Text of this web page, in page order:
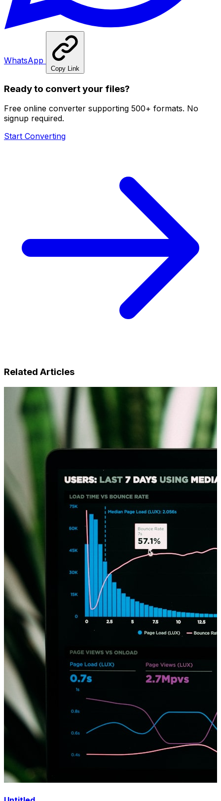
WhatsApp
Copy Link
Ready to convert your files?
Free online converter supporting 500+ formats. No
signup required.
Start Converting
Related Articles